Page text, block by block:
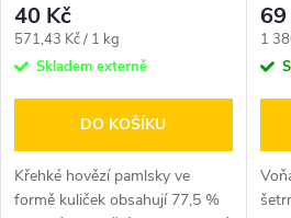
40 Kč
Měrná
cena:
571,43 Kč / 1 kg
Skladem externě
DO KOŠÍKU
Křehké hovězí pamlsky ve
formě kuliček obsahují 77,5 %
69
cena:
1